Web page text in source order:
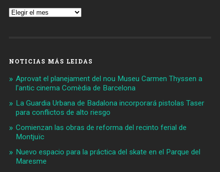
Archivos
NOTICIAS MÁS LEIDAS
Aprovat el planejament del nou Museu Carmen Thyssen a
l'antic cinema Comèdia de Barcelona
La Guardia Urbana de Badalona incorporará pistolas Taser
para conflictos de alto riesgo
Comienzan las obras de reforma del recinto ferial de
Montjuïc
Nuevo espacio para la práctica del skate en el Parque del
Maresme